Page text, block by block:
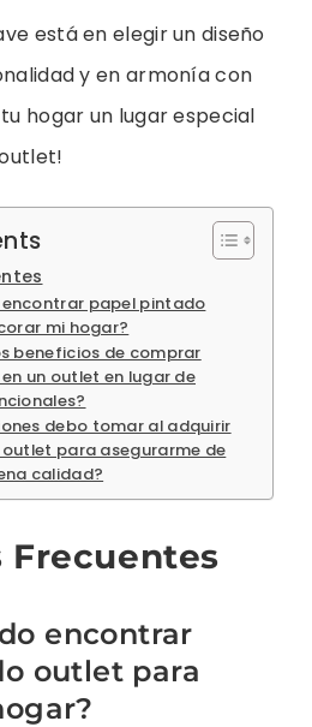
está en elegir un diseño
y en armonía con
hogar un lugar especial
encontrar papel pintado
mi hogar?
beneficios de comprar
un outlet en lugar de
debo tomar al adquirir
para asegurarme de
calidad?
Frecuentes
encontrar
outlet para